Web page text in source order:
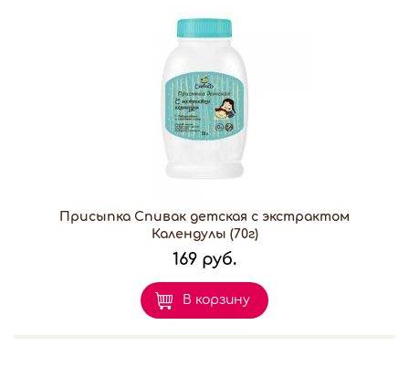
Присыпка Спивак детская с экстрактом
Календулы (70г)
169 руб.
В корзину